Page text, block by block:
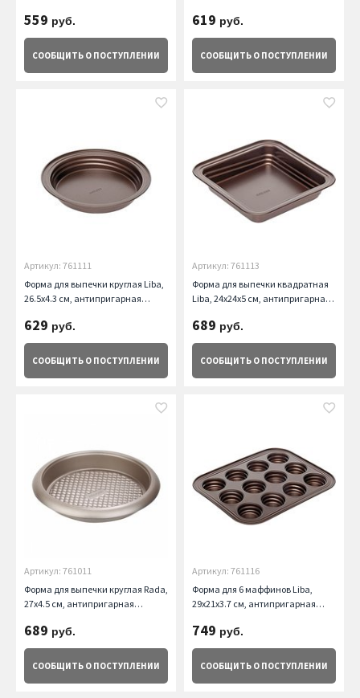
559 руб.
СООБЩИТЬ О ПОСТУПЛЕНИИ
619 руб.
СООБЩИТЬ О ПОСТУПЛЕНИИ
Артикул: 761111
Форма для выпечки круглая Liba,
26.5х4.3 см, антипригарная
629 руб.
СООБЩИТЬ О ПОСТУПЛЕНИИ
Артикул: 761113
Форма для выпечки квадратная
Liba, 24х24х5 см, антипригарная
689 руб.
СООБЩИТЬ О ПОСТУПЛЕНИИ
Артикул: 761011
Форма для выпечки круглая Rada,
27х4.5 см, антипригарная
689 руб.
СООБЩИТЬ О ПОСТУПЛЕНИИ
Артикул: 761116
Форма для 6 маффинов Liba,
29х21х3.7 см, антипригарная
749 руб.
СООБЩИТЬ О ПОСТУПЛЕНИИ